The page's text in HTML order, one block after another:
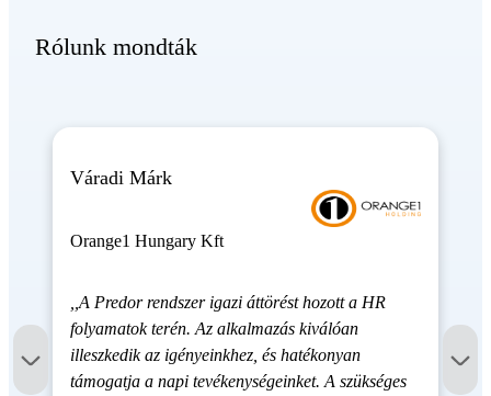
Rólunk mondták
Váradi Márk
Orange1 Hungary Kft
,,A Predor rendszer igazi áttörést hozott a HR
folyamatok terén. Az alkalmazás kiválóan
illeszkedik az igényeinkhez, és hatékonyan
támogatja a napi tevékenységeinket. A szükséges